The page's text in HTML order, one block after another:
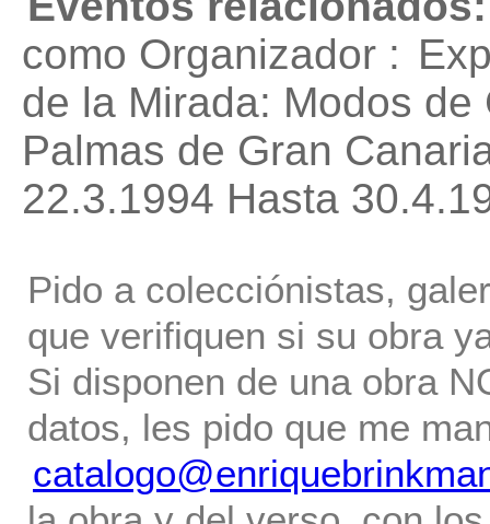
como Organizador :
de la Mirada: Modos de
Palmas de Gran
22.3.1994 Hasta
Pido a colecciónistas,
que verifiquen si su obra
Si disponen de una obra
datos, les pido que me